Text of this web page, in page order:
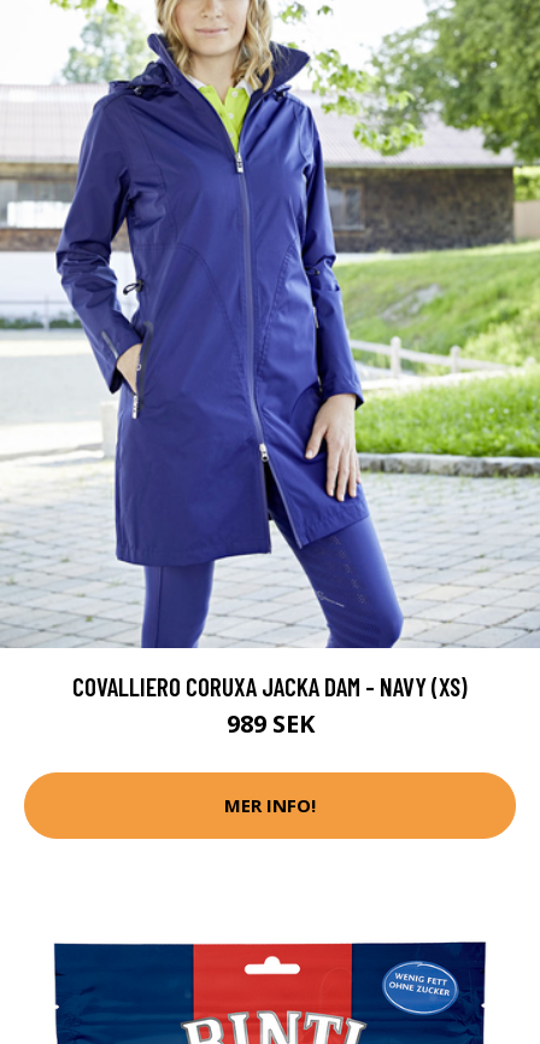
COVALLIERO CORUXA JACKA DAM - NAVY (XS)
989 SEK
MER INFO!